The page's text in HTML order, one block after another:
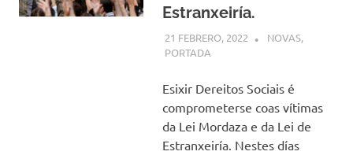
Estranxeiría.
21 FEBRERO, 2022 COMUNIDADE
NOVAS,
PORTADA
Esixir Dereitos Sociais é
comprometerse coas vítimas
da Lei Mordaza e da Lei de
Estranxeiría. Nestes días